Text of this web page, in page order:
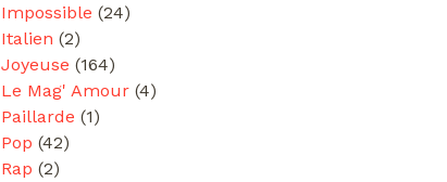
Impossible (24)
Italien (2)
Joyeuse (164)
Le Mag' Amour (4)
Paillarde (1)
Pop (42)
Rap (2)